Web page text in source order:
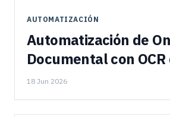
AUTOMATIZACIÓN
Automatización de
Documental con OCR
18 Jun 2026